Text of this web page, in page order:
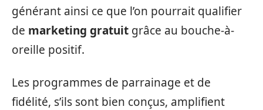
générant ainsi ce que l’on pourrait qualifier
de marketing gratuit grâce au bouche-à-
oreille positif.
Les programmes de parrainage et de
fidélité, s’ils sont bien conçus, amplifient